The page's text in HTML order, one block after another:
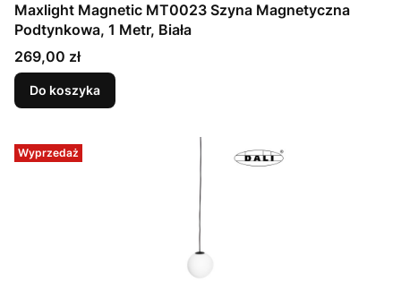
Maxlight Magnetic MT0023 Szyna Magnetyczna
Podtynkowa, 1 Metr, Biała
Cena
269,00 zł
Do koszyka
Wyprzedaż